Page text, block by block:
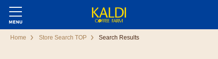
Home Store Search TOP Search Results